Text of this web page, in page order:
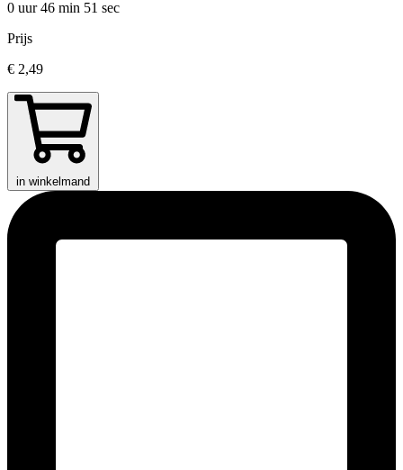
0 uur 46 min 51 sec
Prijs
€ 2,49
in winkelmand